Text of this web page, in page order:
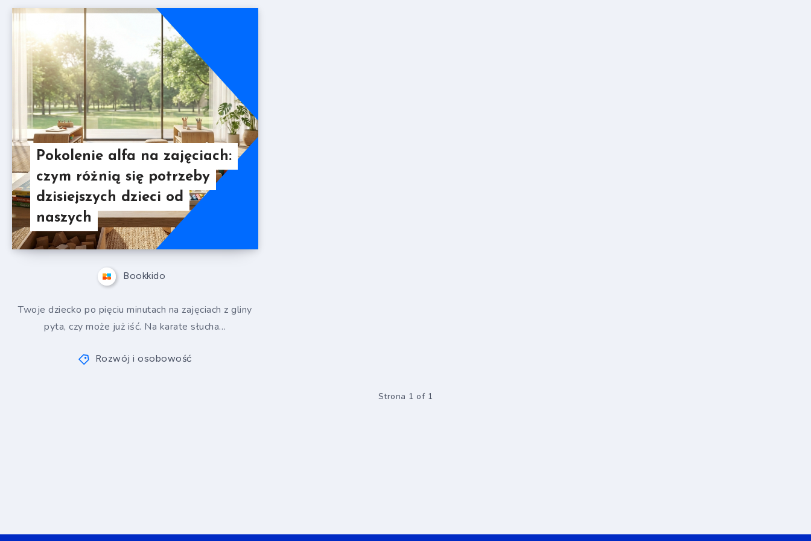
Pokolenie alfa na zajęciach:
czym różnią się potrzeby
dzisiejszych dzieci od
naszych
Bookkido
Twoje dziecko po pięciu minutach na zajęciach z gliny
pyta, czy może już iść. Na karate słucha…
Rozwój i osobowość
Strona 1 of 1